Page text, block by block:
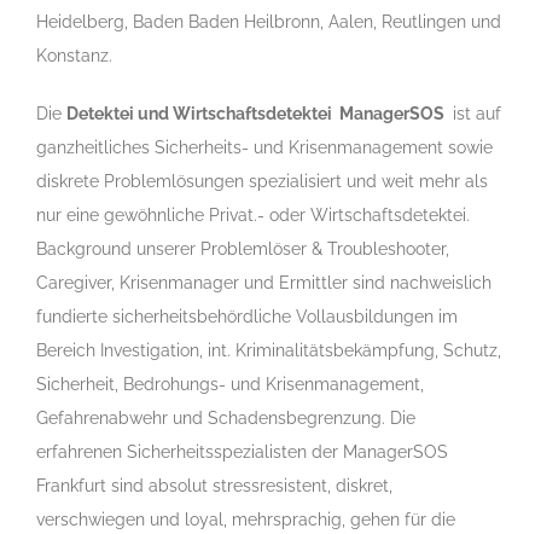
Heidelberg, Baden Baden Heilbronn, Aalen, Reutlingen und
Konstanz.
Die Detektei und Wirtschaftsdetektei ManagerSOS ist auf
ganzheitliches Sicherheits- und Krisenmanagement sowie
diskrete Problemlösungen spezialisiert und weit mehr als
nur eine gewöhnliche Privat.- oder Wirtschaftsdetektei.
Background unserer Problemlöser & Troubleshooter,
Caregiver, Krisenmanager und Ermittler sind nachweislich
fundierte sicherheitsbehördliche Vollausbildungen im
Bereich Investigation, int. Kriminalitätsbekämpfung, Schutz,
Sicherheit, Bedrohungs- und Krisenmanagement,
Gefahrenabwehr und Schadensbegrenzung. Die
erfahrenen Sicherheitsspezialisten der ManagerSOS
Frankfurt sind absolut stressresistent, diskret,
verschwiegen und loyal, mehrsprachig, gehen für die